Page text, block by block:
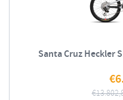
Santa Cruz Heckler
€
€